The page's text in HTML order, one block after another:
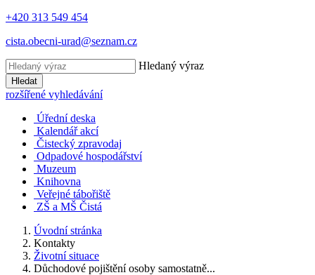
+420 313 549 454
cista.obecni-urad@seznam.cz
Hledaný výraz
Hledat
rozšířené vyhledávání
Úřední deska
Kalendář akcí
Čistecký zpravodaj
Odpadové hospodářství
Muzeum
Knihovna
Veřejné tábořiště
ZŠ a MŠ Čistá
Úvodní stránka
Kontakty
Životní situace
Důchodové pojištění osoby samostatně...